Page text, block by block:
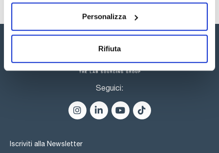
Personalizza
Rifiuta
funzionalizzazioni della silice, diametri interni e dimensioni.
Seguici:
Iscriviti alla Newsletter